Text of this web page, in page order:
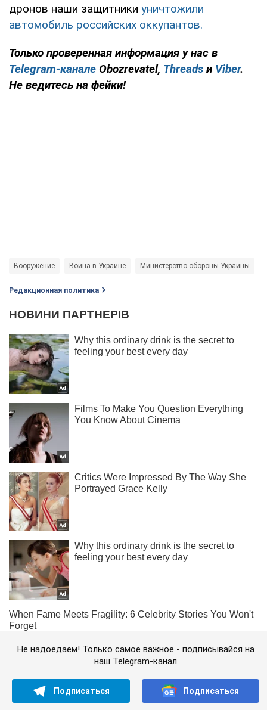
дронов наши защитники уничтожили
автомобиль российских оккупантов.
Только проверенная информация у нас в
Telegram-канале Obozrevatel, Threads и Viber.
Не ведитесь на фейки!
Вооружение Война в Украине Министерство обороны Украины
Редакционная политика
Не надоедаем! Только самое важное - подписывайся на
наш Telegram-канал
Подписаться Подписаться